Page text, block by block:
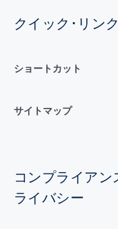
クイック･リンク
ショートカット
サイトマップ
コンプライア
ライバシー